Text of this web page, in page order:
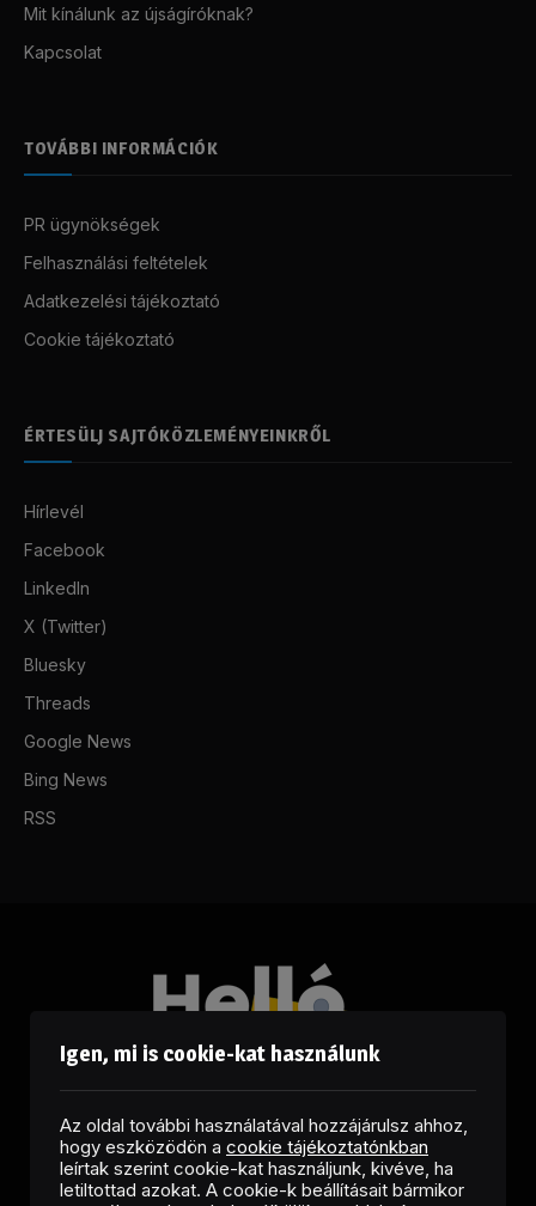
Mit kínálunk az újságíróknak?
Kapcsolat
TOVÁBBI INFORMÁCIÓK
PR ügynökségek
Felhasználási feltételek
Adatkezelési tájékoztató
Cookie tájékoztató
ÉRTESÜLJ SAJTÓKÖZLEMÉNYEINKRŐL
Hírlevél
Facebook
LinkedIn
X (Twitter)
Bluesky
Threads
Google News
Bing News
RSS
Igen, mi is cookie-kat használunk
Az oldal további használatával hozzájárulsz ahhoz,
hogy eszközödön a cookie tájékoztatónkban
leírtak szerint cookie-kat használjunk, kivéve, ha
letiltottad azokat. A cookie-k beállításait bármikor